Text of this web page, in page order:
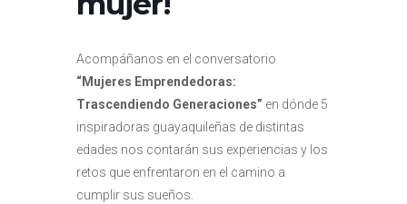
Acompáñanos en el conversatorio
“Mujeres Emprendedoras:
Trascendiendo Generaciones” en dónde 5
inspiradoras guayaquileñas de distintas
edades nos contarán sus experiencias y los
retos que enfrentaron en el camino a
cumplir sus sueños.